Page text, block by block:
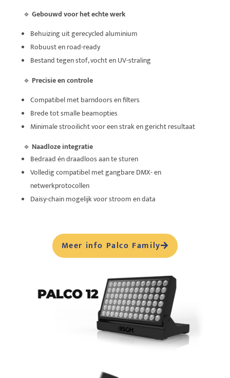
🔹 Gebouwd voor het echte werk
Behuizing uit gerecycled aluminium
Robuust en road-ready
Bestand tegen stof, vocht en UV-straling
🔹 Precisie en controle
Compatibel met barndoors en filters
Brede tot smalle beamopties
Minimale strooilicht voor een strak en gericht resultaat
🔹 Naadloze integratie
Bedraad én draadloos aan te sturen
Volledig compatibel met gangbare DMX- en
netwerkprotocollen
Daisy-chain mogelijk voor stroom en data
Meer info Palco Family